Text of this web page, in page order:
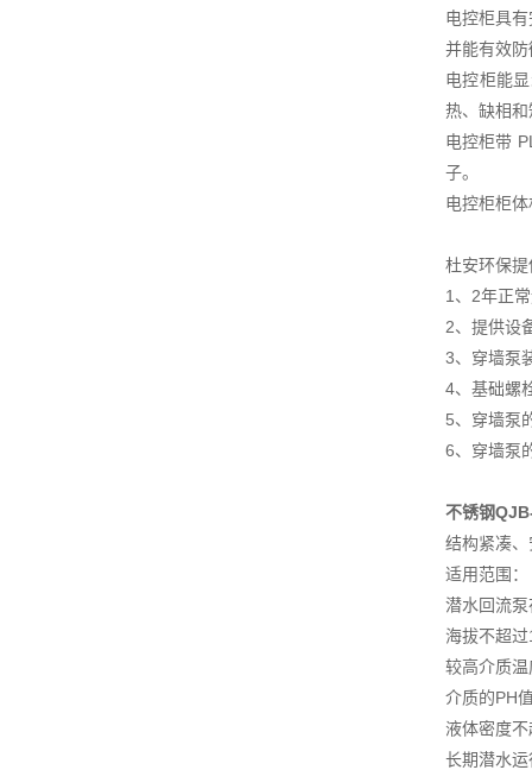
电控柜具
并能有效
电控柜能
热、缺相
电控柜带
子。
电控柜柜
杜安环保
1、2年正
2、提供设
3、穿墙泵
4、基础螺
5、穿墙泵
6、穿墙泵
不锈钢
结构紧凑
适用范围：
潜水回流
海拔不超
较高介质
介质的PH
液体密度
长期潜水